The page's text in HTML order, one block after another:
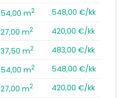
54,00 m2
548,00 €/kk
27,00 m2
420,00 €/kk
37,50 m2
483,00 €/kk
54,00 m2
548,00 €/kk
27,00 m2
420,00 €/kk